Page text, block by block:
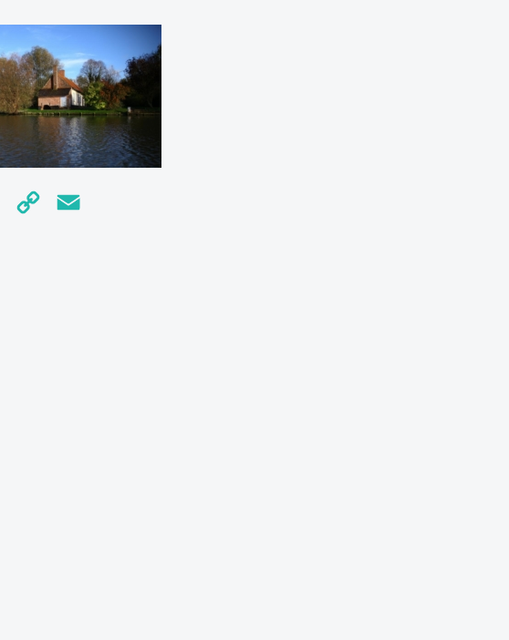
LinkedInCopy